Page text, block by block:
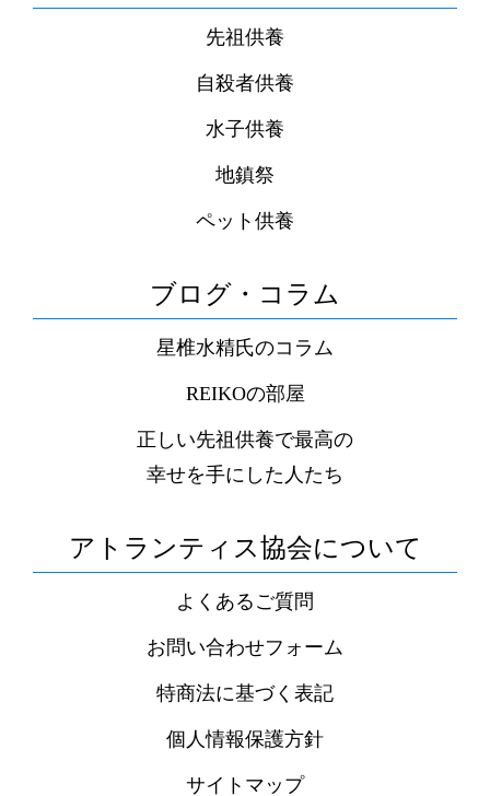
先祖供養
自殺者供養
水子供養
地鎮祭
ペット供養
ブログ・コラム
星椎水精氏のコラム
REIKOの部屋
正しい先祖供養で最高の
幸せを手にした人たち
アトランティス協会について
よくあるご質問
お問い合わせフォーム
特商法に基づく表記
個人情報保護方針
サイトマップ